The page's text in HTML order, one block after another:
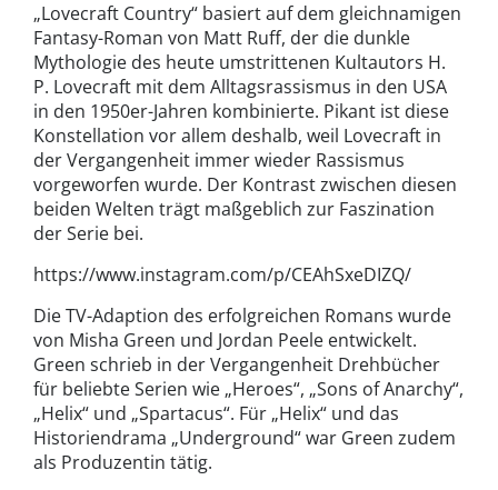
„Lovecraft Country“ basiert auf dem gleichnamigen
Fantasy-Roman von Matt Ruff, der die dunkle
Mythologie des heute umstrittenen Kultautors H.
P. Lovecraft mit dem Alltagsrassismus in den USA
in den 1950er-Jahren kombinierte. Pikant ist diese
Konstellation vor allem deshalb, weil Lovecraft in
der Vergangenheit immer wieder Rassismus
vorgeworfen wurde. Der Kontrast zwischen diesen
beiden Welten trägt maßgeblich zur Faszination
der Serie bei.
https://www.instagram.com/p/CEAhSxeDIZQ/
Die TV-Adaption des erfolgreichen Romans wurde
von Misha Green und Jordan Peele entwickelt.
Green schrieb in der Vergangenheit Drehbücher
für beliebte Serien wie „Heroes“, „Sons of Anarchy“,
„Helix“ und „Spartacus“. Für „Helix“ und das
Historiendrama „Underground“ war Green zudem
als Produzentin tätig.